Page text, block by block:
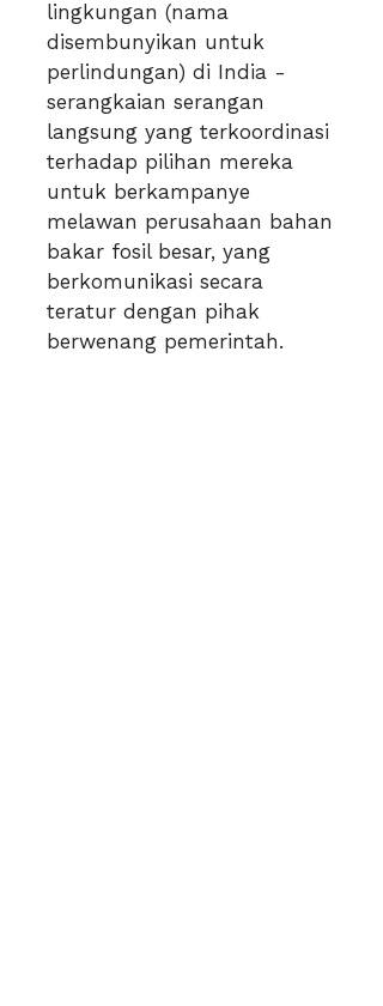
lingkungan (nama
disembunyikan untuk
perlindungan) di India -
serangkaian serangan
langsung yang terkoordinasi
terhadap pilihan mereka
untuk berkampanye
melawan perusahaan bahan
bakar fosil besar, yang
berkomunikasi secara
teratur dengan pihak
berwenang pemerintah.